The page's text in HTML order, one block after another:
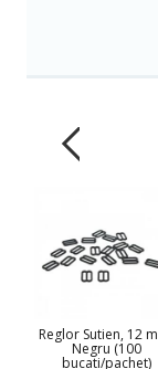
Reglor Sutien, 12
Negru (100
bucati/pachet)